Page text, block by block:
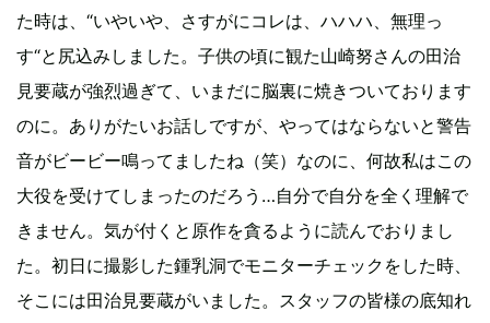
た時は、“いやいや、さすがにコレは、ハハハ、無理っ
す“と尻込みしました。子供の頃に観た山崎努さんの田治
見要蔵が強烈過ぎて、いまだに脳裏に焼きついております
のに。ありがたいお話しですが、やってはならないと警告
音がビービー鳴ってましたね（笑）なのに、何故私はこの
大役を受けてしまったのだろう…自分で自分を全く理解で
きません。気が付くと原作を貪るように読んでおりまし
た。初日に撮影した鍾乳洞でモニターチェックをした時、
そこには田治見要蔵がいました。スタッフの皆様の底知れ